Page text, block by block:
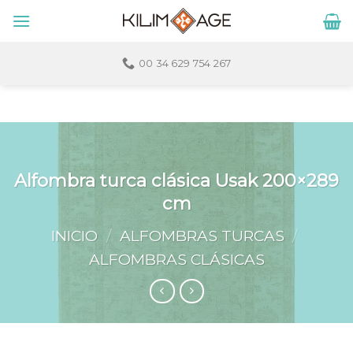
00 34 629 754 267
Alfombra turca clásica Usak 200×289
cm
INICIO / ALFOMBRAS TURCAS /
ALFOMBRAS CLÁSICAS